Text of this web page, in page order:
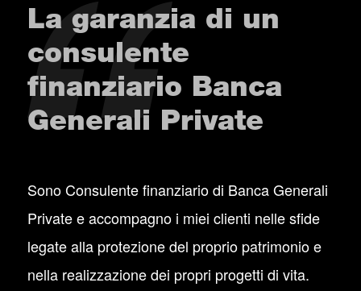
La garanzia di un
consulente
finanziario Banca
Generali Private
Sono Consulente finanziario di Banca Generali
Private e accompagno i miei clienti nelle sfide
legate alla protezione del proprio patrimonio e
nella realizzazione dei propri progetti di vita.